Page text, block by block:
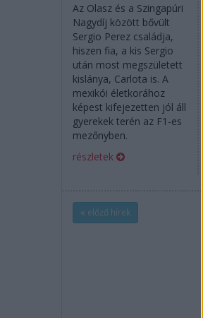
Az Olasz és a Szingapúri
Nagydíj között bővült
Sergio Perez családja,
hiszen fia, a kis Sergio
után most megszületett
kislánya, Carlota is. A
mexikói életkorához
képest kifejezetten jól áll
gyerekek terén az F1-es
mezőnyben.
részletek
előző hírek